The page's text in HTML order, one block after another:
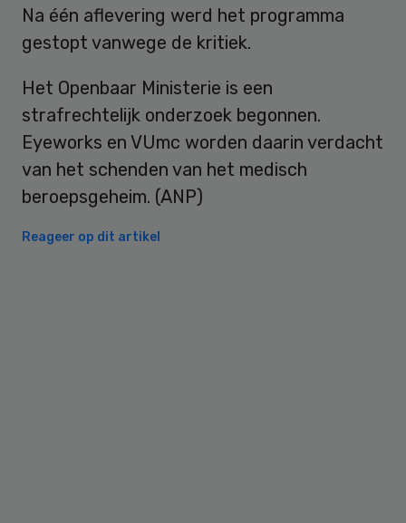
Na één aflevering werd het programma
gestopt vanwege de kritiek.
Het Openbaar Ministerie is een
strafrechtelijk onderzoek begonnen.
Eyeworks en VUmc worden daarin verdacht
van het schenden van het medisch
beroepsgeheim. (ANP)
Reageer op dit artikel